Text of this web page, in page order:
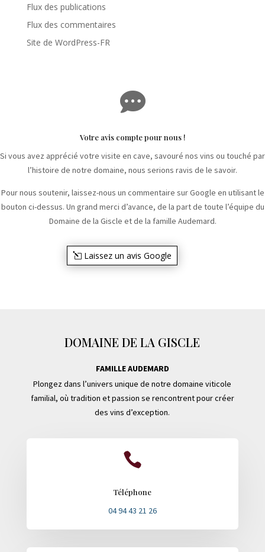
Flux des publications
Flux des commentaires
Site de WordPress-FR

Votre avis compte pour nous !
Si vous avez apprécié votre visite en cave, savouré nos vins ou touché par
l’histoire de notre domaine, nous serions ravis de le savoir.
Pour nous soutenir, laissez-nous un commentaire sur Google en utilisant le
bouton ci-dessus. Un grand merci d’avance, de la part de toute l’équipe du
Domaine de la Giscle et de la famille Audemard.
Laissez un avis Google
DOMAINE DE LA GISCLE
FAMILLE AUDEMARD
Plongez dans l’univers unique de notre domaine viticole
familial, où tradition et passion se rencontrent pour créer
des vins d’exception.

Téléphone
04 94 43 21 26